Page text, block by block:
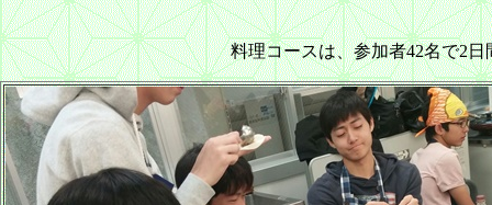
料理コースは、参加者42名で2